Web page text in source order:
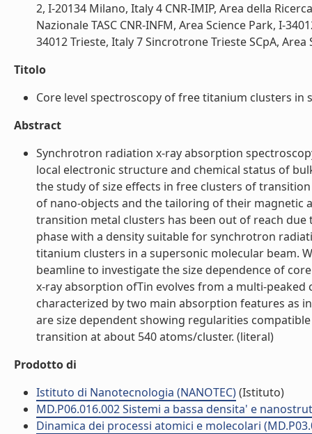
2, I-20134 Milano, Italy 4 CNR-IMIP, Area della
Nazionale TASC CNR-INFM, Area Science Park, I-
34012 Trieste, Italy 7 Sincrotrone Trieste SCpA,
Titolo
Core level spectroscopy of free titanium clusters in
Abstract
Synchrotron radiation x-ray absorption
local electronic structure and chemical status of
the study of size effects in free clusters of
of nano-objects and the tailoring of their magnetic
transition metal clusters has been out of reach
phase with a density suitable for synchrotron
titanium clusters in a supersonic molecular beam.
beamline to investigate the size dependence of
x-ray absorption ofTin evolves from a multi-
characterized by two main absorption features as
are size dependent showing regularities
transition at about 540 atoms/cluster. (literal)
Prodotto di
Istituto di Nanotecnologia (NANOTEC)(Istituto)
MD.P06.016.002 Sistemi a bassa densita' e
Dinamica dei processi atomici e molecolari